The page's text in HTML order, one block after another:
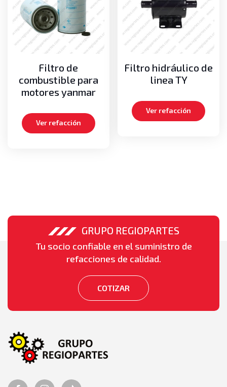
Filtro de
combustible para
motores yanmar
Ver refacción
Filtro hidráulico de
linea TY
Ver refacción
GRUPO REGIOPARTES
Tu socio confiable en el suministro de
refacciones de calidad.
COTIZAR